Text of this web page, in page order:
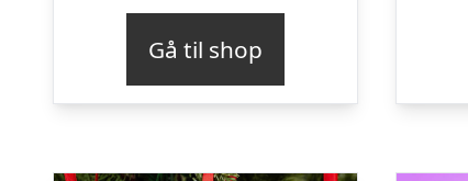
Gå til shop